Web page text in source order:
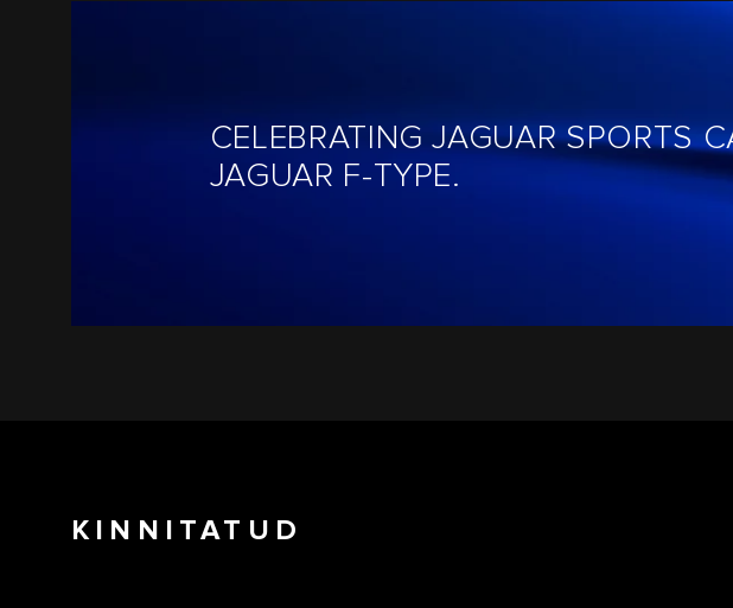
CELEBRATING JAGUAR SPORTS
JAGUAR F-TYPE.
KINNITATUD